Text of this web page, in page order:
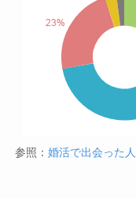
参照： 婚活で出会った